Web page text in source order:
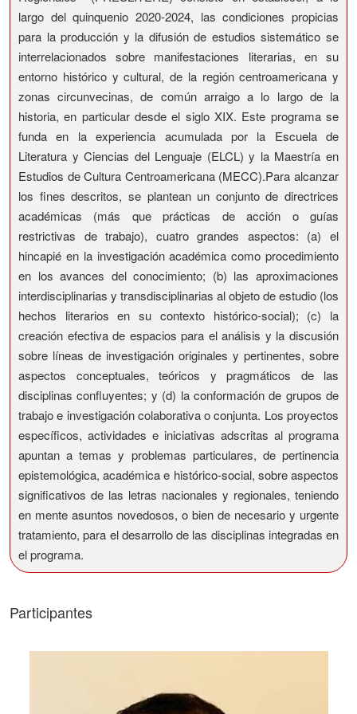
largo del quinquenio 2020-2024, las condiciones propicias
para la producción y la difusión de estudios sistemático se
interrelacionados sobre manifestaciones literarias, en su
entorno histórico y cultural, de la región centroamericana y
zonas circunvecinas, de común arraigo a lo largo de la
historia, en particular desde el siglo XIX. Este programa se
funda en la experiencia acumulada por la Escuela de
Literatura y Ciencias del Lenguaje (ELCL) y la Maestría en
Estudios de Cultura Centroamericana (MECC).Para alcanzar
los fines descritos, se plantean un conjunto de directrices
académicas (más que prácticas de acción o guías
restrictivas de trabajo), cuatro grandes aspectos: (a) el
hincapié en la investigación académica como procedimiento
en los avances del conocimiento; (b) las aproximaciones
interdisciplinarias y transdisciplinarias al objeto de estudio (los
hechos literarios en su contexto histórico-social); (c) la
creación efectiva de espacios para el análisis y la discusión
sobre líneas de investigación originales y pertinentes, sobre
aspectos conceptuales, teóricos y pragmáticos de las
disciplinas confluyentes; y (d) la conformación de grupos de
trabajo e investigación colaborativa o conjunta. Los proyectos
específicos, actividades e iniciativas adscritas al programa
apuntan a temas y problemas particulares, de pertinencia
epistemológica, académica e histórico-social, sobre aspectos
significativos de las letras nacionales y regionales, teniendo
en mente asuntos novedosos, o bien de necesario y urgente
tratamiento, para el desarrollo de las disciplinas integradas en
el programa.
Participantes